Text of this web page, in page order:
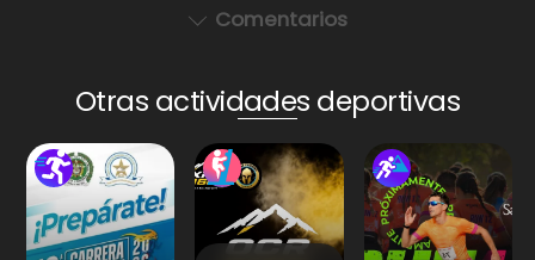
a
A
p
p
c
b
o
o
k
er
st
e
a
m
Comentarios
Otras actividades deportivas